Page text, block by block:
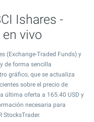
Ishares -
en vivo
(Exchange-Traded Funds) y
de forma sencilla
gráfico, que se actualiza
sobre el precio de
última oferta a 165.40 USD y
necesaria para
StocksTrader.